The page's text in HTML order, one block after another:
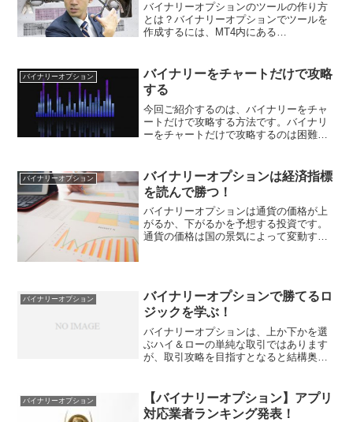
バイナリーオプションのツールの作り方
とは？バイナリーオプションでツールを
作成するには、MT4内にある
期設定をしましょう。「MetaEditor」を
立ち上げたら...
バイナリーオプション
バイナリーをチャートだけで攻略
する
今回ご紹介するのは、バイナリーをチャ
ートだけで攻略する方法です。バイナリ
ーをチャートだけで攻略するのは困難だ
を分析することができれば、比較的勝率
の良い結果は残せるのでは...
バイナリーオプション
バイナリーオプションは経済指標
を読んで勝つ！
バイナリーオプションは通貨の価格が上
がるか、下がるかを予想する投資です。
通貨の価格は国の景気によって変動する
バイナリーオプション
バイナリーオプションで勝てるロ
ジックを学ぶ！
バイナリーオプションは、上か下かを選
ぶハイ＆ローの単純な取引ではあります
が、取引攻略を目指すとなると結構奥が
そ、ロジックを使うべきです。今回は、
ロジックでこそバイナリー...
バイナリーオプション
【バイナリーオプション】アプリ
対応業者ランキング発表！